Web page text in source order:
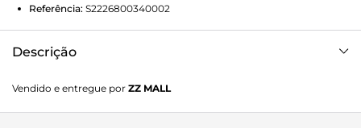
Referência: S2226800340002
Descrição
Sandália Meia Pata Couro Dourada. Unindo a força da
plataforma com a delicadeza do tressê artesanal nas tiras,
Vendido e entregue por ZZ MALL